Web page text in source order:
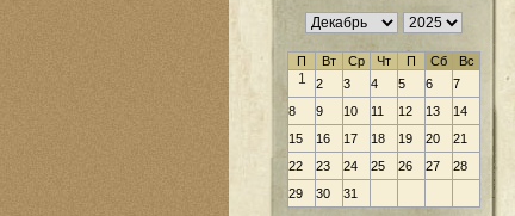
П Вт Ср Чт П Сб Вс
1 2 3 4 5 6
7
8
9 10 11 12 13
14
15
16 17 18 19 20
21
22
23 24 25 26 27
28
29
30 31